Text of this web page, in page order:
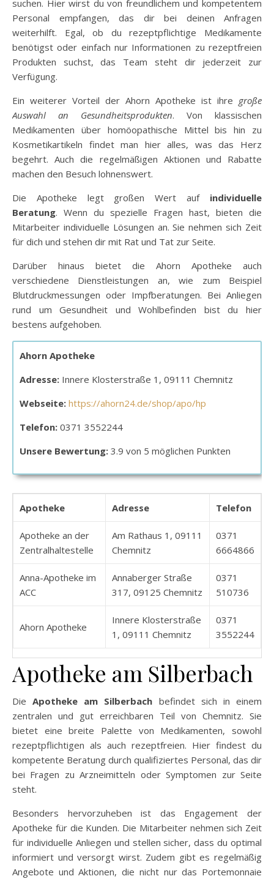
suchen. Hier wirst du von freundlichem und kompetentem
Personal empfangen, das dir bei deinen Anfragen
weiterhilft. Egal, ob du rezeptpflichtige Medikamente
benötigst oder einfach nur Informationen zu rezeptfreien
Produkten suchst, das Team steht dir jederzeit zur
Verfügung.
Ein weiterer Vorteil der Ahorn Apotheke ist ihre große
Auswahl an Gesundheitsprodukten. Von klassischen
Medikamenten über homöopathische Mittel bis hin zu
Kosmetikartikeln findet man hier alles, was das Herz
begehrt. Auch die regelmäßigen Aktionen und Rabatte
machen den Besuch lohnenswert.
Die Apotheke legt großen Wert auf individuelle
Beratung. Wenn du spezielle Fragen hast, bieten die
Mitarbeiter individuelle Lösungen an. Sie nehmen sich Zeit
für dich und stehen dir mit Rat und Tat zur Seite.
Darüber hinaus bietet die Ahorn Apotheke auch
verschiedene Dienstleistungen an, wie zum Beispiel
Blutdruckmessungen oder Impfberatungen. Bei Anliegen
rund um Gesundheit und Wohlbefinden bist du hier
bestens aufgehoben.
Ahorn Apotheke
Adresse: Innere Klosterstraße 1, 09111 Chemnitz
Webseite: https://ahorn24.de/shop/apo/hp
Telefon: 0371 3552244
Unsere Bewertung: 3.9 von 5 möglichen Punkten
Apotheke Adresse Telefon
Apotheke an der
Zentralhaltestelle
Am Rathaus 1, 09111
Chemnitz
0371
6664866
Anna-Apotheke im
ACC
Annaberger Straße
317, 09125 Chemnitz
0371
510736
Ahorn Apotheke
Innere Klosterstraße
1, 09111 Chemnitz
0371
3552244
Apotheke am Silberbach
DieApotheke am Silberbach befindet sich in einem
zentralen und gut erreichbaren Teil von Chemnitz. Sie
bietet eine breite Palette von Medikamenten, sowohl
rezeptpflichtigen als auch rezeptfreien. Hier findest du
kompetente Beratung durch qualifiziertes Personal, das dir
bei Fragen zu Arzneimitteln oder Symptomen zur Seite
steht.
Besonders hervorzuheben ist das Engagement der
Apotheke für die Kunden. Die Mitarbeiter nehmen sich Zeit
für individuelle Anliegen und stellen sicher, dass du optimal
informiert und versorgt wirst. Zudem gibt es regelmäßig
Angebote und Aktionen, die nicht nur das Portemonnaie